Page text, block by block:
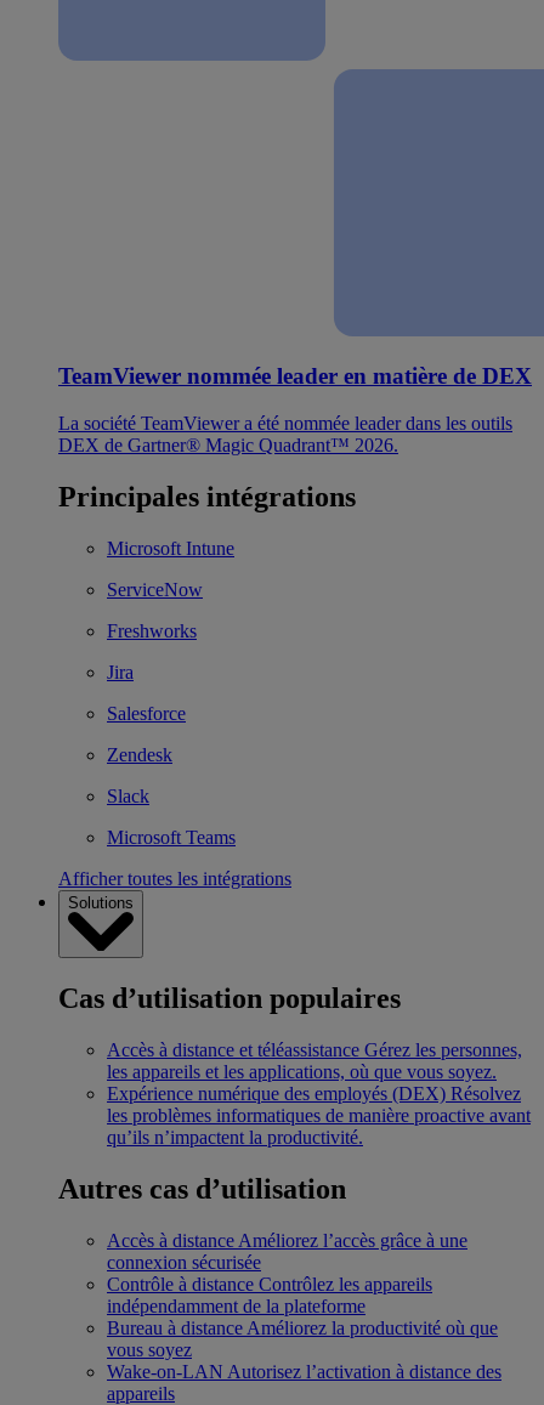
TeamViewer nommée leader en matière de DEX
La société TeamViewer a été nommée leader dans les outils
DEX de Gartner® Magic Quadrant™ 2026.
Principales intégrations
Microsoft Intune
ServiceNow
Freshworks
Jira
Salesforce
Zendesk
Slack
Microsoft Teams
Afficher toutes les intégrations
Solutions
Cas d’utilisation populaires
Accès à distance et téléassistance Gérez les personnes,
les appareils et les applications, où que vous soyez.
Expérience numérique des employés (DEX) Résolvez
les problèmes informatiques de manière proactive avant
qu’ils n’impactent la productivité.
Autres cas d’utilisation
Accès à distance Améliorez l’accès grâce à une
connexion sécurisée
Contrôle à distance Contrôlez les appareils
indépendamment de la plateforme
Bureau à distance Améliorez la productivité où que
vous soyez
Wake-on-LAN Autorisez l’activation à distance des
appareils